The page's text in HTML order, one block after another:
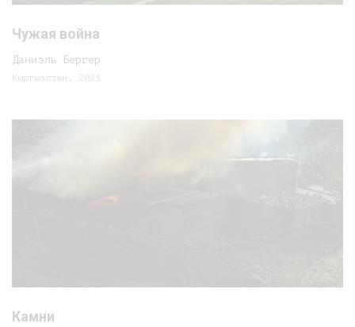
Чужая война
Даниэль Бергер
Кыргызстан, 2025
Камни